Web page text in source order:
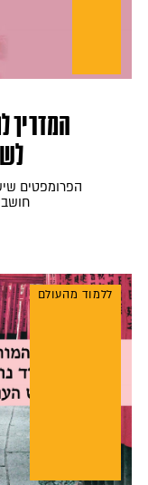
הפרומפטים
ללמוד מהעולם